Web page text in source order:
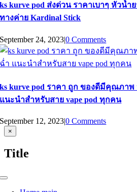
ks kurve pod ส่งด่วน ราคาเบาๆ หัวน้
ทางค่าย Kardinal Stick
September 24, 2023|0 Comments
ks kurve pod ราคา ถูก ของดีมีคุณภา
แนะนำสำหรับสาย vape pod ทุกคน
September 12, 2023|0 Comments
Close
product
view
×
Title
Toggle
Navigation